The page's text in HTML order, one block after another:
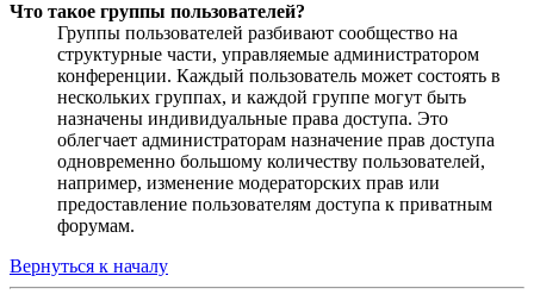
Что такое группы пользователей?
Группы пользователей разбивают сообщество на
структурные части, управляемые администратором
конференции. Каждый пользователь может состоять в
нескольких группах, и каждой группе могут быть
назначены индивидуальные права доступа. Это
облегчает администраторам назначение прав доступа
одновременно большому количеству пользователей,
например, изменение модераторских прав или
предоставление пользователям доступа к приватным
форумам.
Вернуться к началу